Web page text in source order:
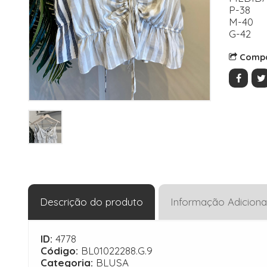
P-38
M-40
G-42
Descrição do produto Informação
ID: 4778
Código: BL01022288.G.9
Categoria: BLUSA